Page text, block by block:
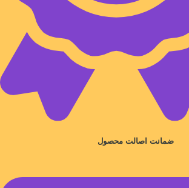
ضمانت اصالت محصول